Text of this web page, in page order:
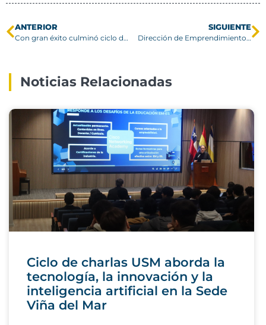
ANTERIOR
Con gran éxito culminó ciclo de talleres de CATI Valparaíso
SIGUIENTE
Dirección de Emprendimiento e Instituto 3IE participan en el Encuentro Internacional de Emprendimiento e Innovación 2021
Noticias Relacionadas
Ciclo de charlas USM aborda la
tecnología, la innovación y la
inteligencia artificial en la Sede
Viña del Mar